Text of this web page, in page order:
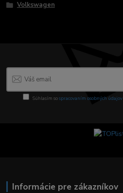
Volkswagen
Súhlasím sospracovaním osobných údajov
Informácie pre zákazníkov